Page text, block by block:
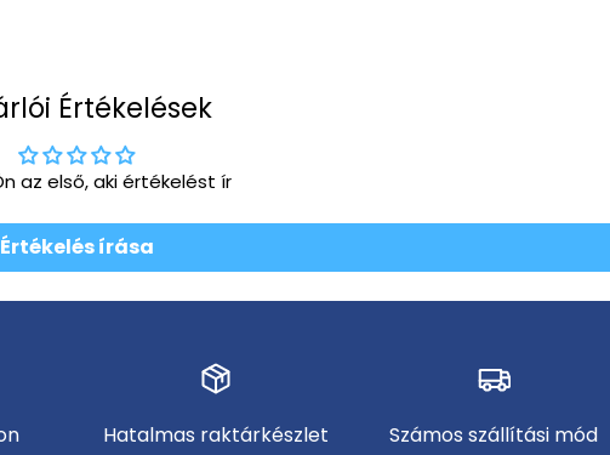
Értékelések
az első, aki értékelést ír
Értékelés írása
Hatalmas raktárkészlet Számos szállítási mód